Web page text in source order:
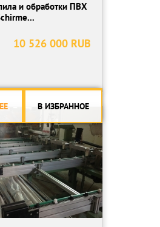
и обработки ПВХ
10 526 000 RUB
В ИЗБРАННОЕ